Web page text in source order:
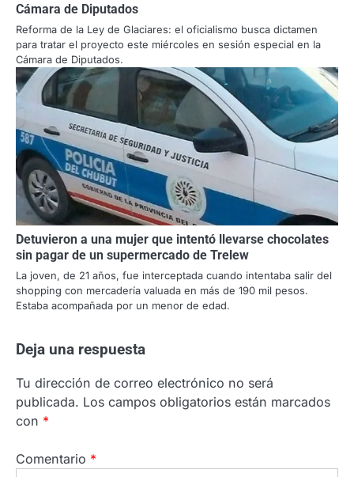
Cámara de Diputados
Reforma de la Ley de Glaciares: el oficialismo busca dictamen
para tratar el proyecto este miércoles en sesión especial en la
Cámara de Diputados.
Detuvieron a una mujer que intentó llevarse chocolates
sin pagar de un supermercado de Trelew
La joven, de 21 años, fue interceptada cuando intentaba salir del
shopping con mercadería valuada en más de 190 mil pesos.
Estaba acompañada por un menor de edad.
Deja una respuesta
Tu dirección de correo electrónico no será
publicada. Los campos obligatorios están marcados
con *
Comentario *